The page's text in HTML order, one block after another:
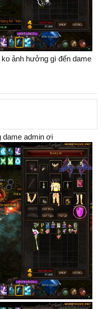
ảnh hưởng gì đến dame
dame admin ơi